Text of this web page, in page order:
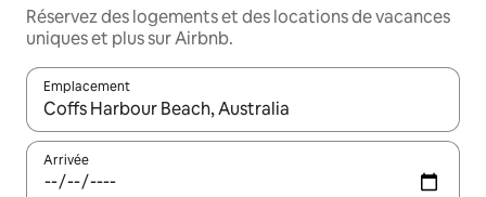
Réservez des logements et des locations de vacances
uniques et plus sur Airbnb.
Emplacement
Quand les résultats sont affichés, parcourez-les en utilisant
Arrivée